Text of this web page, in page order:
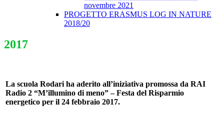
novembre 2021
PROGETTO ERASMUS LOG IN NATURE
2018/20
2017
La scuola Rodari ha aderito all’iniziativa promossa da RAI
Radio 2 “M’illumino di meno” – Festa del Risparmio
energetico per il 24 febbraio 2017.